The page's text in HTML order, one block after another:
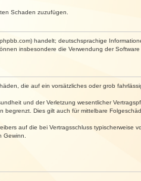
Schaden zuzufügen.
handelt; deutschsprachige
insbesondere die Verwendung der Software
die auf ein vorsätzliches oder grob
und der Verletzung wesentlicher
Dies gilt auch für mittelbare
auf die bei Vertragsschluss typischerweise